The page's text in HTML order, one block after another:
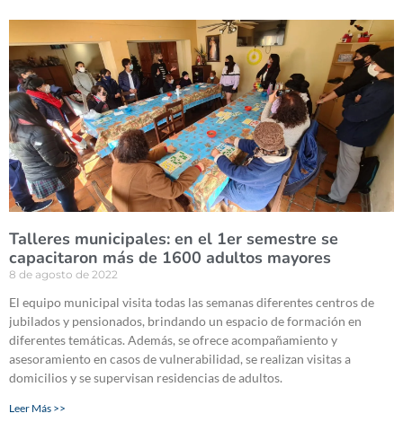
Talleres municipales: en el 1er semestre se
capacitaron más de 1600 adultos mayores
8 de agosto de 2022
El equipo municipal visita todas las semanas diferentes centros de
jubilados y pensionados, brindando un espacio de formación en
diferentes temáticas. Además, se ofrece acompañamiento y
asesoramiento en casos de vulnerabilidad, se realizan visitas a
domicilios y se supervisan residencias de adultos.
Leer Más >>